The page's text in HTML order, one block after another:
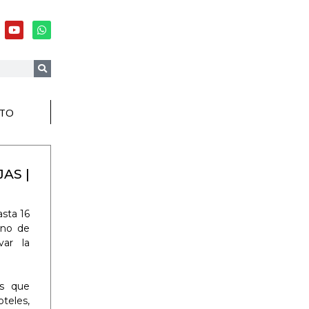
|
16
de
la
que